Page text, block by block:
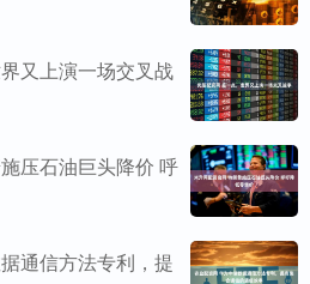
又上演一场交叉战
压石油巨头降价 呼
通信方法专利，提